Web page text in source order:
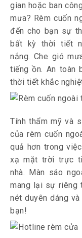
gian hoặc ban
mưa? Rèm cuốn
đến cho bạn sự
bất kỳ thời tiết
nắng. Che gió
tiếng ồn. An toàn
thời tiết khắc
Tính thẩm mỹ và
của rèm cuốn
quả hơn trong
xạ mặt trời trực
nhà. Màn sáo
mang lại sự riêng
nét duyên dáng
bạn!